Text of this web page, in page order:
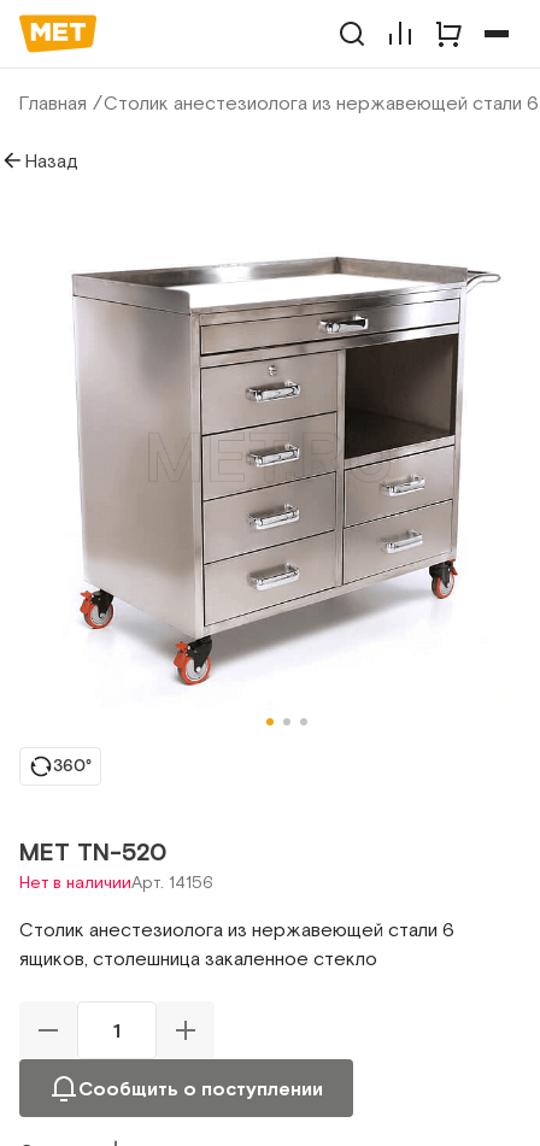
Главная Столик анестезиолога из нержавеющей стали
Назад
360°
МЕТ ТN-520
Нет в наличииАрт. 14156
Столик анестезиолога из нержавеющей стали 6
ящиков, столешница закаленное стекло
Сообщить о поступлении